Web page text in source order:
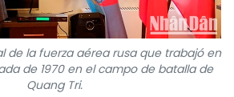
de la fuerza aérea rusa que trabajó en
de 1970 en el campo de batalla de
Quang Tri.